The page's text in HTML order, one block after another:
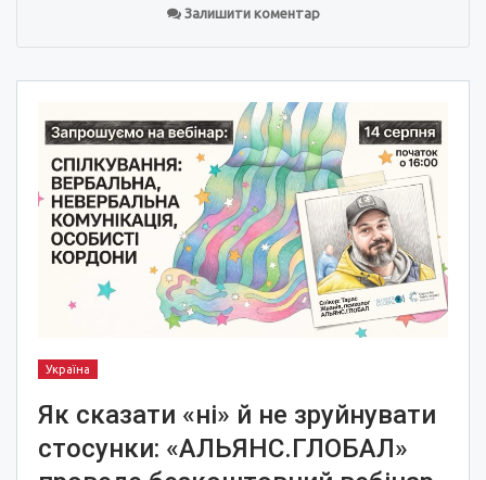
Залишити коментар
Україна
Як сказати «ні» й не зруйнувати
стосунки: «АЛЬЯНС.ГЛОБАЛ»